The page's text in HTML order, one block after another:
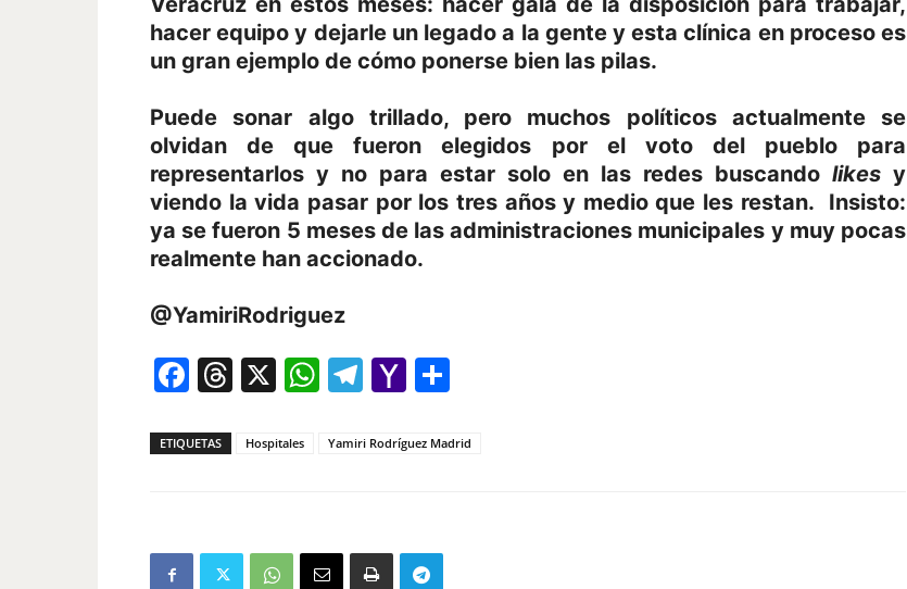
hacer equipo y dejarle un legado a la gente y esta clínica en proceso es
un gran ejemplo de cómo ponerse bien las pilas.
Puede sonar algo trillado, pero muchos políticos actualmente se
olvidan de que fueron elegidos por el voto del pueblo para
representarlos y no para estar solo en las redes buscando likes y
viendo la vida pasar por los tres años y medio que les restan. Insisto:
ya se fueron 5 meses de las administraciones municipales y muy pocas
realmente han accionado.
@YamiriRodriguez
Facebook
Threads
X WhatsApp
Telegram
Yahoo
ETIQUETAS Hospitales Yamiri Rodríguez Madrid